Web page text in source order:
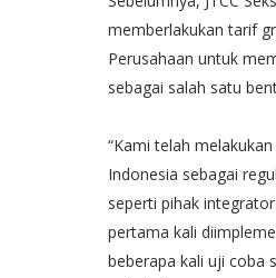
memberlakukan tarif
Perusahaan untuk
sebagai salah satu
“Kami telah
Indonesia sebagai
seperti pihak
pertama kali
beberapa kali uji coba